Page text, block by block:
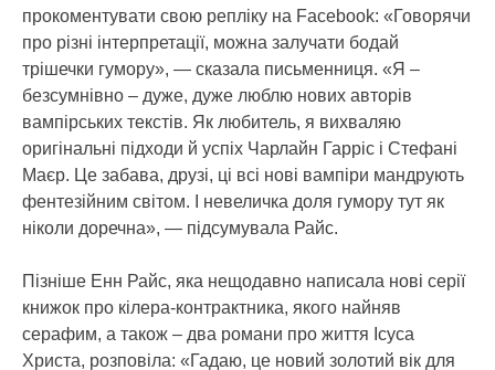
прокоментувати свою репліку на Facebook: «Говорячи
про різні інтерпретації, можна залучати бодай
трішечки гумору», — сказала письменниця. «Я –
безсумнівно – дуже, дуже люблю нових авторів
вампірських текстів. Як любитель, я вихваляю
оригінальні підходи й успіх Чарлайн Гарріс і Стефані
Маєр. Це забава, друзі, ці всі нові вампіри мандрують
фентезійним світом. І невеличка доля гумору тут як
ніколи доречна», — підсумувала Райс.
Пізніше Енн Райс, яка нещодавно написала нові серії
книжок про кілера-контрактника, якого найняв
серафим, а також – два романи про життя Ісуса
Христа, розповіла: «Гадаю, це новий золотий вік для